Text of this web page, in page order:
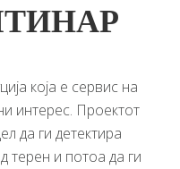
која е сервис на
интерес. Проектот
да ги детектира
терен и потоа да ги